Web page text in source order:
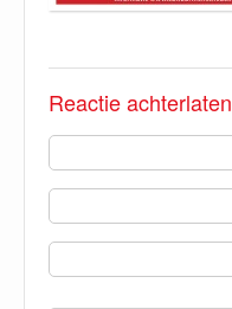
Reactie achterlaten